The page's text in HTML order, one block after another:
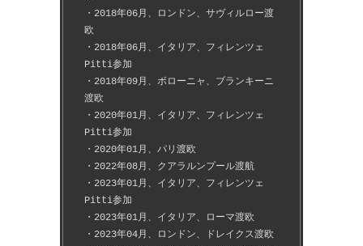
・2018年06月、ロンドン、サヴィルロー渡
欧
・2018年06月、イタリア、フィレンツェ
Pitti参加
・2018年09月、ボローニャ、ブランキーニ
渡欧
・2020年01月、イタリア、フィレンツェ
Pitti参加
・2020年01月、パリ渡欧
・2022年08月、クアラルンプール渡航
・2023年01月、イタリア、フィレンツェ
Pitti参加
・2023年01月、イタリア、ローマ渡欧
・2023年04月、ロンドン、ドレイクス渡欧